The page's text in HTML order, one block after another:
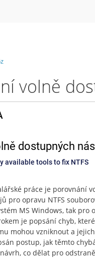
volně
dostupných
available tools to fix NTFS
práce je porovnání
pro opravu NTFS
MS Windows, tak pro
je popsání chyb,
mohou vzniknout a
postup, jak těmto
co dělat pro